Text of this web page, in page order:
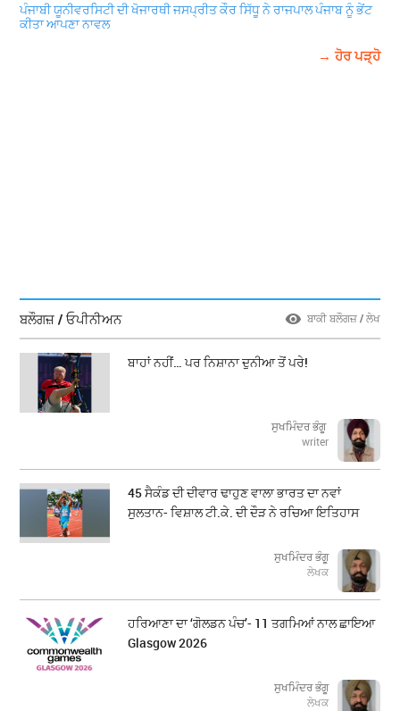
ਪੰਜਾਬੀ ਯੂਨੀਵਰਸਿਟੀ ਦੀ ਖੋਜਾਰਥੀ ਜਸਪ੍ਰੀਤ ਕੌਰ ਸਿੱਧੂ ਨੇ ਰਾਜਪਾਲ ਪੰਜਾਬ ਨੂੰ ਭੇਂਟ
ਕੀਤਾ ਆਪਣਾ ਨਾਵਲ
→ ਹੋਰ ਪੜ੍ਹੋ
ਬਲੌਗਜ਼ / ਓਪੀਨੀਅਨ ਬਾਕੀ ਬਲੌਗਜ਼ / ਲੇਖ
ਬਾਹਾਂ ਨਹੀਂ… ਪਰ ਨਿਸ਼ਾਨਾ ਦੁਨੀਆ ਤੋਂ ਪਰੇ!
ਸੁਖਮਿੰਦਰ ਭੰਗੂ
writer
45 ਸੈਕੰਡ ਦੀ ਦੀਵਾਰ ਢਾਹੁਣ ਵਾਲਾ ਭਾਰਤ ਦਾ ਨਵਾਂ
ਸੁਲਤਾਨ- ਵਿਸ਼ਾਲ ਟੀ.ਕੇ. ਦੀ ਦੌੜ ਨੇ ਰਚਿਆ ਇਤਿਹਾਸ
ਸੁਖਮਿੰਦਰ ਭੰਗੂ
ਲੇਖਕ
ਹਰਿਆਣਾ ਦਾ ‘ਗੋਲਡਨ ਪੰਚ’- 11 ਤਗਮਿਆਂ ਨਾਲ ਛਾਇਆ
Glasgow 2026
ਸੁਖਮਿੰਦਰ ਭੰਗੂ
ਲੇਖਕ